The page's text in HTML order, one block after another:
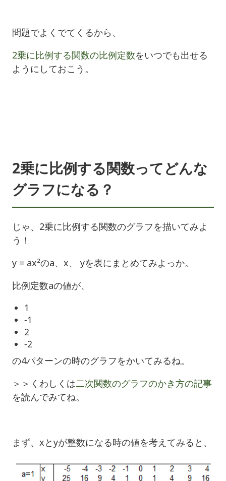
問題でよくでてくるから、
2乗に比例する関数の比例定数をいつでも出せる
ようにしておこう。
2乗に比例する関数ってどんな
グラフになる？
じゃ、2乗に比例する関数のグラフを描いてみよ
う！
y = ax²のa、x、 yを表にまとめてみよっか。
比例定数aの値が、
1
-1
2
-2
の4パターンの時のグラフをかいてみるね。
＞＞くわしくは二次関数のグラフのかき方の記事
を読んでみてね。
まず、xとyが整数になる時の値を考えてみると、